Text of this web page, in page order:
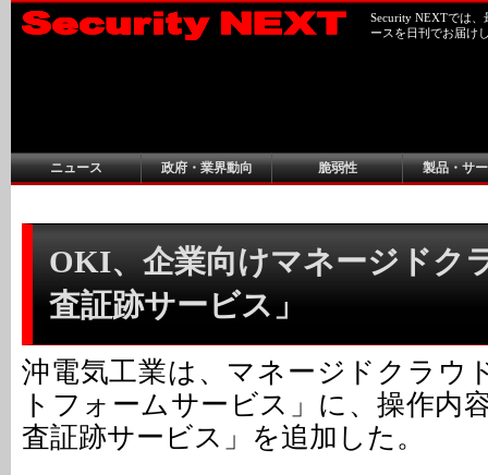
Security NEXTでは
ースを日刊でお届け
ニュース 政府・業界動向 脆弱性 製品・サ
OKI、企業向けマネージドク
査証跡サービス」
沖電気工業は、マネージドクラウ
トフォームサービス」に、操作内
査証跡サービス」を追加した。